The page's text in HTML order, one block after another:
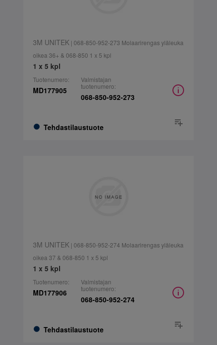
3M UNITEK| 068-850-952-273 Molaarirengas yläleuka
oikea 36+ & 068-850 1 x 5 kpl
1 x 5 kpl
Tuotenumero:
MD177905
Tehdastilaustuote
Valmistajan
tuotenumero:
068-850-952-273
3M UNITEK| 068-850-952-274 Molaarirengas yläleuka
oikea 37 & 068-850 1 x 5 kpl
1 x 5 kpl
Tuotenumero:
MD177906
Tehdastilaustuote
Valmistajan
tuotenumero:
068-850-952-274